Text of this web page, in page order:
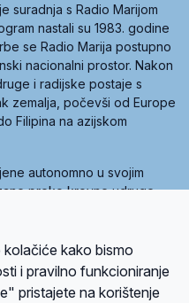
suradnja s Radio Marijom
nastali su 1983. godine
se Radio Marija postupno
nacionalni prostor. Nakon
i radijske postaje s
zemalja, počevši od Europe
Filipina na azijskom
autonomno u svojim
preko krovne udruge
je sedam članica, među
kako bismo
i pravilno funkcioniranje
pristajete na korištenje